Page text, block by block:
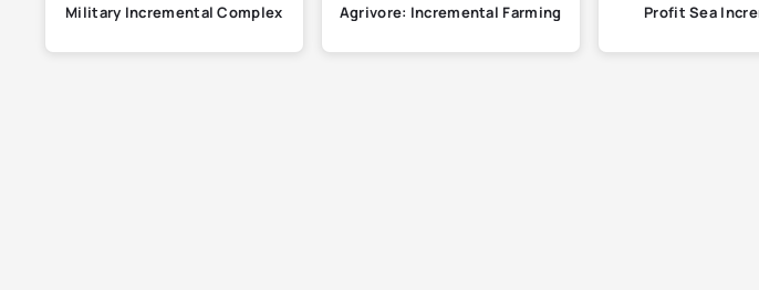
Military Incremental Complex Agrivore: Incremental Farming Profit Sea